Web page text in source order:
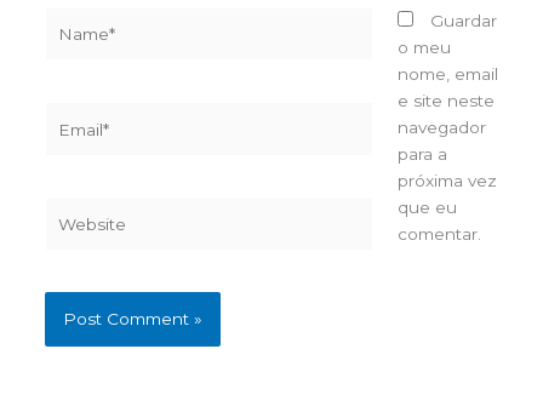
Guardar
o meu
nome, email
e site neste
navegador
para a
próxima vez
que eu
comentar.